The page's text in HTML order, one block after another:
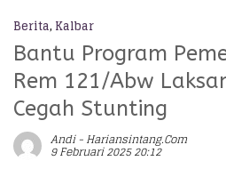
Berita, Kalbar
Bantu Program
Rem 121/Abw
Cegah Stunting
Andi - Hariansintang.com
9 Februari 2025 20:12